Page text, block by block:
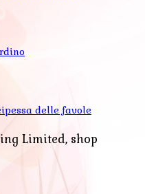
delle favole
Limited, shop